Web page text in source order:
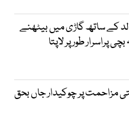
کے ساتھ گاڑی میں بیٹھنے
مزاحمت پر چوکیدار جاں بحق